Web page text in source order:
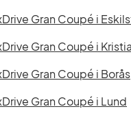
Gran Coupé i Borås
Gran Coupé i Lund